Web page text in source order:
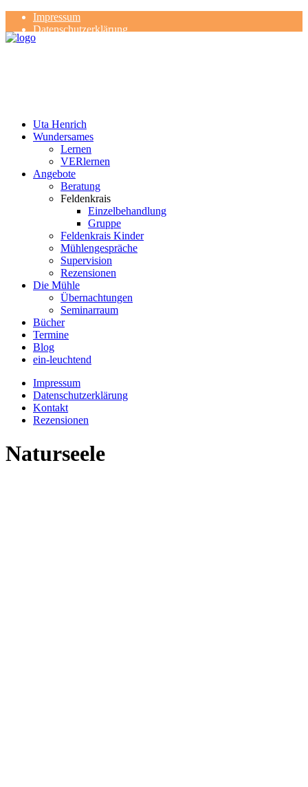
Impressum
Datenschutzerklärung
Kontakt
Uta Henrich
Wundersames
Lernen
VERlernen
Angebote
Beratung
Feldenkrais
Einzelbehandlung
Gruppe
Feldenkrais Kinder
Mühlengespräche
Supervision
Rezensionen
Die Mühle
Übernachtungen
Seminarraum
Bücher
Termine
Blog
ein-leuchtend
Impressum
Datenschutzerklärung
Kontakt
Rezensionen
Naturseele